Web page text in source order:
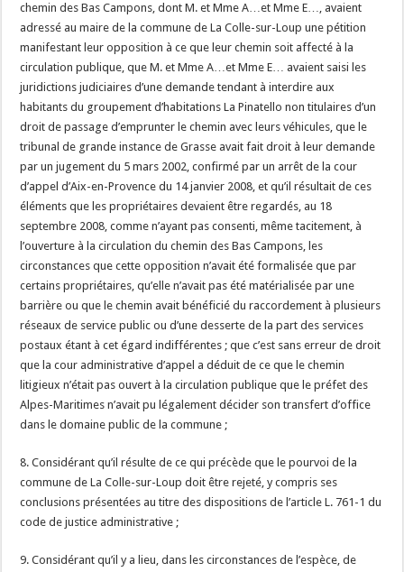
chemin des Bas Campons, dont M. et Mme A…et Mme E…, avaient
adressé au maire de la commune de La Colle-sur-Loup une pétition
manifestant leur opposition à ce que leur chemin soit affecté à la
circulation publique, que M. et Mme A…et Mme E… avaient saisi les
juridictions judiciaires d’une demande tendant à interdire aux
habitants du groupement d’habitations La Pinatello non titulaires d’un
droit de passage d’emprunter le chemin avec leurs véhicules, que le
tribunal de grande instance de Grasse avait fait droit à leur demande
par un jugement du 5 mars 2002, confirmé par un arrêt de la cour
d’appel d’Aix-en-Provence du 14 janvier 2008, et qu’il résultait de ces
éléments que les propriétaires devaient être regardés, au 18
septembre 2008, comme n’ayant pas consenti, même tacitement, à
l’ouverture à la circulation du chemin des Bas Campons, les
circonstances que cette opposition n’avait été formalisée que par
certains propriétaires, qu’elle n’avait pas été matérialisée par une
barrière ou que le chemin avait bénéficié du raccordement à plusieurs
réseaux de service public ou d’une desserte de la part des services
postaux étant à cet égard indifférentes ; que c’est sans erreur de droit
que la cour administrative d’appel a déduit de ce que le chemin
litigieux n’était pas ouvert à la circulation publique que le préfet des
Alpes-Maritimes n’avait pu légalement décider son transfert d’office
dans le domaine public de la commune ;
8. Considérant qu’il résulte de ce qui précède que le pourvoi de la
commune de La Colle-sur-Loup doit être rejeté, y compris ses
conclusions présentées au titre des dispositions de l’article L. 761-1 du
code de justice administrative ;
9. Considérant qu’il y a lieu, dans les circonstances de l’espèce, de